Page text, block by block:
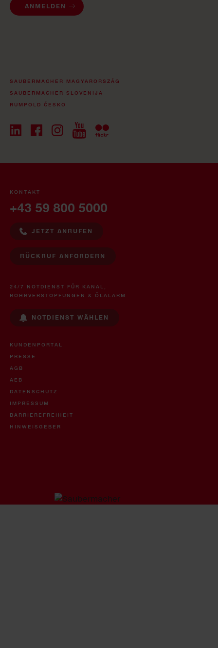
ANMELDEN
SAUBERMACHER MAGYARORSZÁG
SAUBERMACHER SLOVENIJA
RUMPOLD ČESKO
KONTAKT
+43 59 800 5000
JETZT ANRUFEN
RÜCKRUF ANFORDERN
24/7 NOTDIENST FÜR KANAL,
ROHRVERSTOPFUNGEN & ÖLALARM
NOTDIENST WÄHLEN
KUNDENPORTAL
PRESSE
AGB
AEB
DATENSCHUTZ
IMPRESSUM
BARRIEREFREIHEIT
HINWEISGEBER